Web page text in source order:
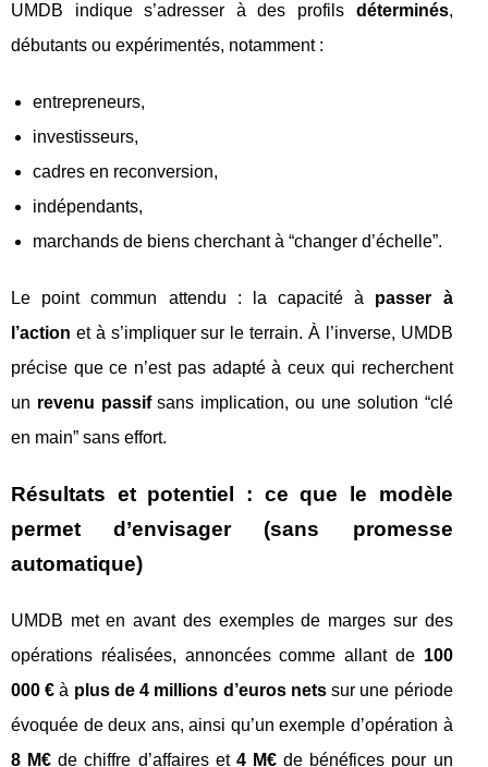
UMDB indique s’adresser à des profils déterminés,
débutants ou expérimentés, notamment :
entrepreneurs,
investisseurs,
cadres en reconversion,
indépendants,
marchands de biens cherchant à “changer d’échelle”.
Le point commun attendu : la capacité à passer à
l’action et à s’impliquer sur le terrain. À l’inverse, UMDB
précise que ce n’est pas adapté à ceux qui recherchent
un revenu passifsans implication, ou une solution “clé
en main” sans effort.
Résultats et potentiel : ce que le modèle
permet d’envisager (sans promesse
automatique)
UMDB met en avant des exemples de marges sur des
opérations réalisées, annoncées comme allant de 100
000 € à plus de 4 millions d’euros netssur une période
évoquée de deux ans, ainsi qu’un exemple d’opération à
8 M€ de chiffre d’affaires et 4 M€ de bénéfices pour un